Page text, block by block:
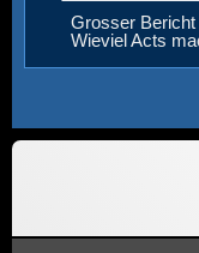
Grosser
Wieviel Acts